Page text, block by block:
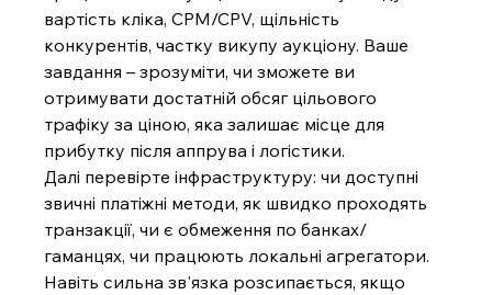
вартість кліка, CPM/CPV, щільність
конкурентів, частку викупу аукціону. Ваше
завдання – зрозуміти, чи зможете ви
отримувати достатній обсяг цільового
трафіку за ціною, яка залишає місце для
прибутку після аппрува і логістики.
Далі перевірте інфраструктуру: чи доступні
звичні платіжні методи, як швидко проходять
транзакції, чи є обмеження по банках/
гаманцях, чи працюють локальні агрегатори.
Навіть сильна зв'язка розсипається, якщо